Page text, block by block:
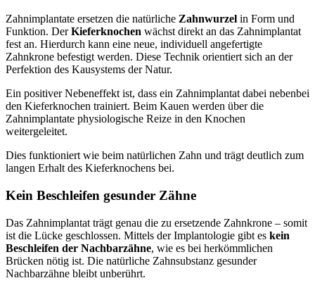
Zahnimplantate ersetzen die natürliche Zahnwurzel in Form und
Funktion. DerKieferknochen wächst direkt an das Zahnimplantat
fest an. Hierdurch kann eine neue, individuell angefertigte
Zahnkrone befestigt werden. Diese Technik orientiert sich an der
Perfektion des Kausystems der Natur.
Ein positiver Nebeneffekt ist, dass ein Zahnimplantat dabei nebenbei
den Kieferknochen trainiert. Beim Kauen werden über die
Zahnimplantate physiologische Reize in den Knochen
weitergeleitet.
Dies funktioniert wie beim natürlichen Zahn und trägt deutlich zum
langen Erhalt des Kieferknochens bei.
Kein Beschleifen gesunder Zähne
Das Zahnimplantat trägt genau die zu ersetzende Zahnkrone – somit
ist die Lücke geschlossen. Mittels der Implantologie gibt es kein
Beschleifen der Nachbarzähne, wie es bei herkömmlichen
Brücken nötig ist. Die natürliche Zahnsubstanz gesunder
Nachbarzähne bleibt unberührt.